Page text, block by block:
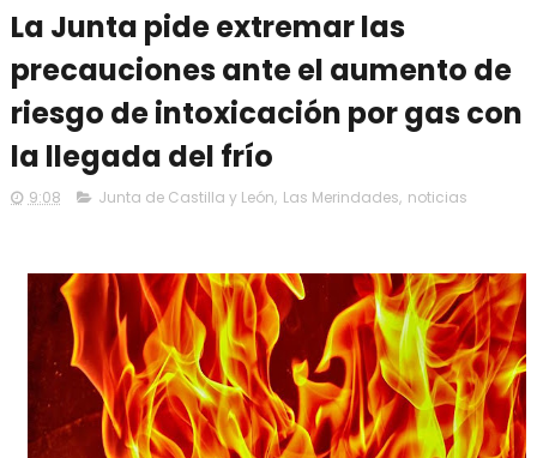
La Junta pide extremar las
precauciones ante el aumento de
riesgo de intoxicación por gas con
la llegada del frío
9:08 Junta de Castilla y León, Las Merindades, noticias